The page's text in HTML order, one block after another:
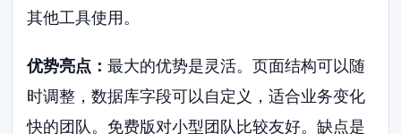
其他工具使用。
优势亮点：最大的优势是灵活。页面结构可以随
时调整，数据库字段可以自定义，适合业务变化
快的团队。免费版对小型团队比较友好。缺点是